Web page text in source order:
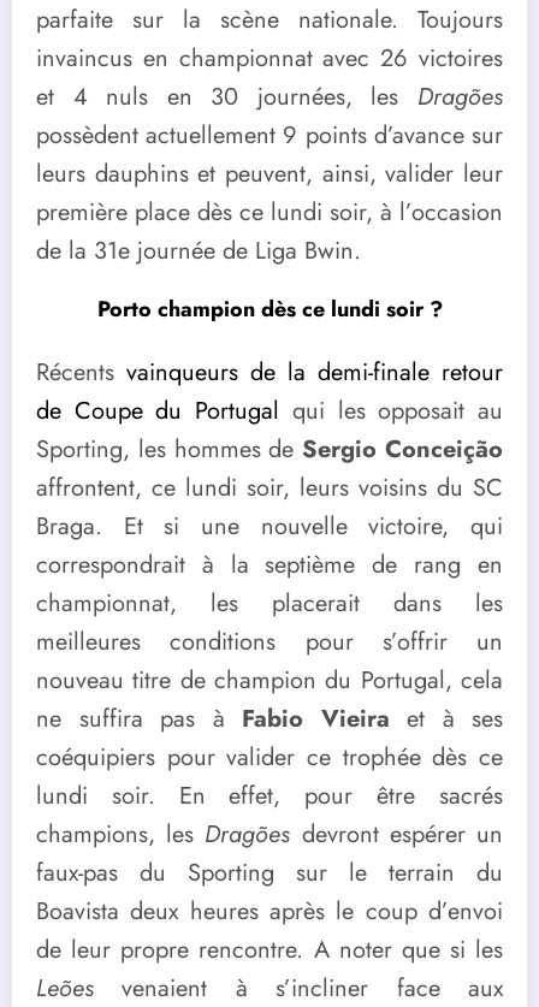
parfaite sur la scène nationale. Toujours
invaincus en championnat avec 26 victoires
et 4 nuls en 30 journées, les Dragões
possèdent actuellement 9 points d’avance sur
leurs dauphins et peuvent, ainsi, valider leur
première place dès ce lundi soir, à l’occasion
de la 31e journée de Liga Bwin.
Porto champion dès ce lundi soir ?
Récents vainqueurs de la demi-finale retour
de Coupe du Portugal qui les opposait au
Sporting, les hommes de Sergio Conceição
affrontent, ce lundi soir, leurs voisins du SC
Braga. Et si une nouvelle victoire, qui
correspondrait à la septième de rang en
championnat, les placerait dans les
meilleures conditions pour s’offrir un
nouveau titre de champion du Portugal, cela
ne suffira pas à Fabio Vieira et à ses
coéquipiers pour valider ce trophée dès ce
lundi soir. En effet, pour être sacrés
champions, les Dragões devront espérer un
faux-pas du Sporting sur le terrain du
Boavista deux heures après le coup d’envoi
de leur propre rencontre. A noter que si les
Leões venaient à s’incliner face aux